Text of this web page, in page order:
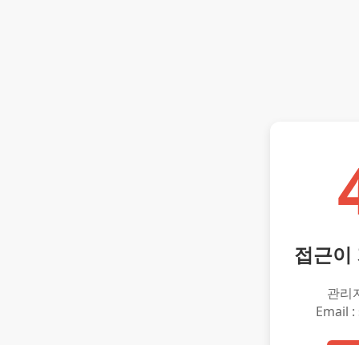
접근이
관리
Email